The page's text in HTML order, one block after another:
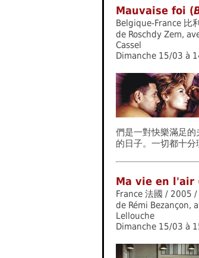
Mauvaise foi (
Belgique-France 比
de Roschdy Zem,
Cassel
Dimanche 15/03 à
們是一對快樂滿足
的日子。一切都十
Ma vie en l'air
France 法國 / 2005
de Rémi Bezançon,
Lellouche
Dimanche 15/03 à